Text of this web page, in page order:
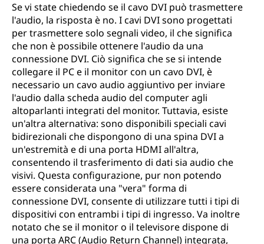
Se vi state chiedendo se il cavo DVI può trasmettere
l'audio, la risposta è no. I cavi DVI sono progettati
per trasmettere solo segnali video, il che significa
che non è possibile ottenere l'audio da una
connessione DVI. Ciò significa che se si intende
collegare il PC e il monitor con un cavo DVI, è
necessario un cavo audio aggiuntivo per inviare
l'audio dalla scheda audio del computer agli
altoparlanti integrati del monitor. Tuttavia, esiste
un'altra alternativa: sono disponibili speciali cavi
bidirezionali che dispongono di una spina DVI a
un'estremità e di una porta HDMI all'altra,
consentendo il trasferimento di dati sia audio che
visivi. Questa configurazione, pur non potendo
essere considerata una "vera" forma di
connessione DVI, consente di utilizzare tutti i tipi di
dispositivi con entrambi i tipi di ingresso. Va inoltre
notato che se il monitor o il televisore dispone di
una porta ARC (Audio Return Channel) integrata,